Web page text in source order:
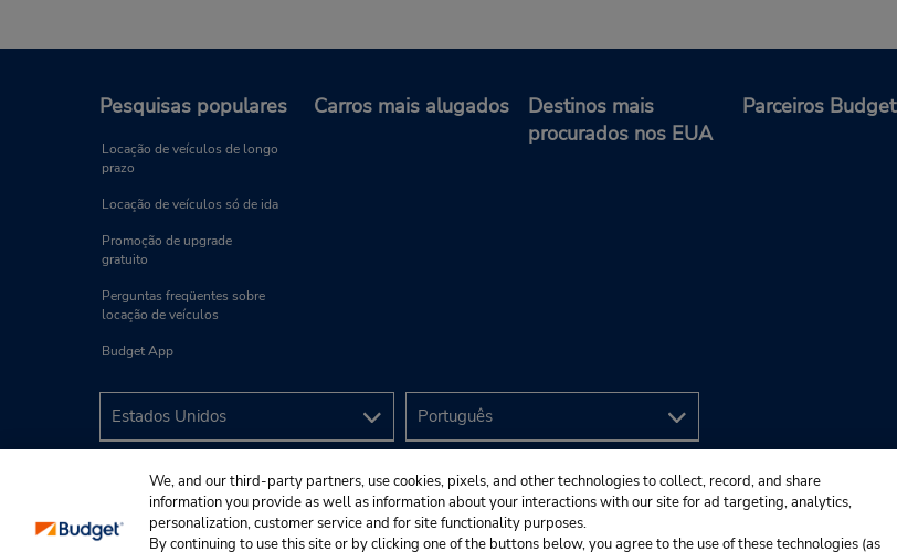
Pesquisas populares
Locação de veículos de longo
prazo
Locação de veículos só de ida
Promoção de upgrade
gratuito
Perguntas freqüentes sobre
locação de veículos
Budget App
Carros mais alugados
Destinos mais
procurados nos EUA
Parceiros Budget
We, and our third-party partners, use cookies, pixels, and other technologies to collect, record, and share
information you provide as well as information about your interactions with our site for ad targeting, analytics,
personalization, customer service and for site functionality purposes.
By continuing to use this site or by clicking one of the buttons below, you agree to the use of these technologies (as